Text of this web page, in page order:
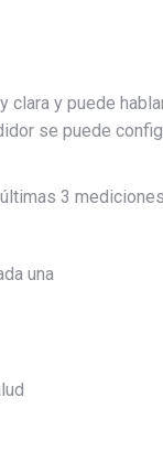
y puede
se puede
3
una